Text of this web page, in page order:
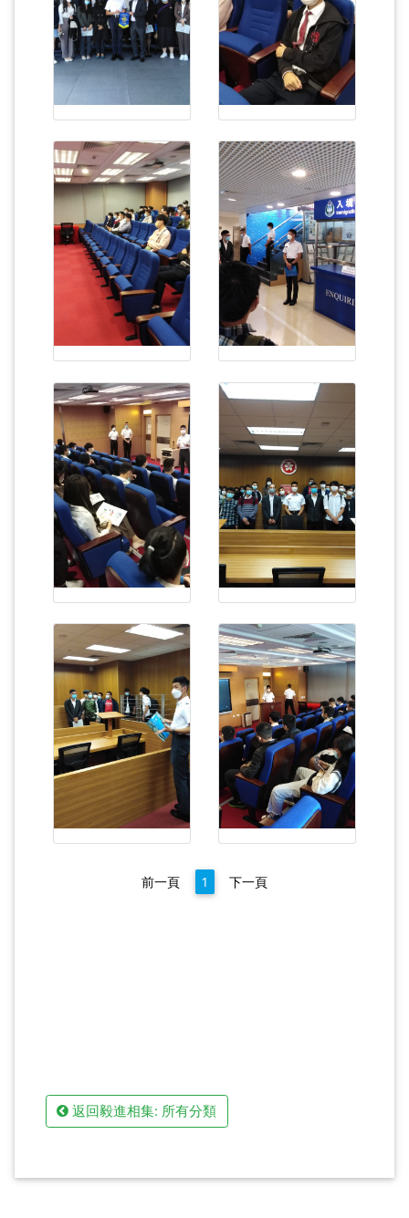
前一頁 1 下一頁
返回毅進相集: 所有分類